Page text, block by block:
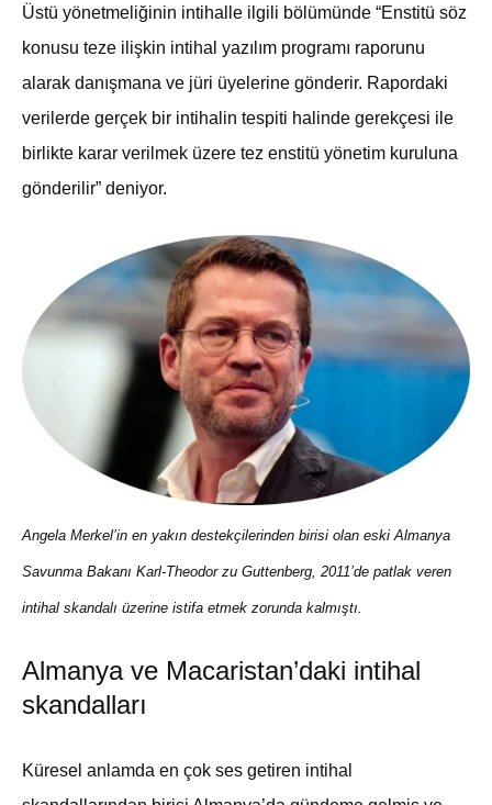
Üstü yönetmeliğinin intihalle ilgili bölümünde “Enstitü söz
konusu teze ilişkin intihal yazılım programı raporunu
alarak danışmana ve jüri üyelerine gönderir. Rapordaki
verilerde gerçek bir intihalin tespiti halinde gerekçesi ile
birlikte karar verilmek üzere tez enstitü yönetim kuruluna
gönderilir” deniyor.
Angela Merkel’in en yakın destekçilerinden birisi olan eski Almanya
Savunma Bakanı Karl-Theodor zu Guttenberg, 2011’de patlak veren
intihal skandalı üzerine istifa etmek zorunda kalmıştı.
Almanya ve Macaristan’daki intihal
skandalları
Küresel anlamda en çok ses getiren intihal